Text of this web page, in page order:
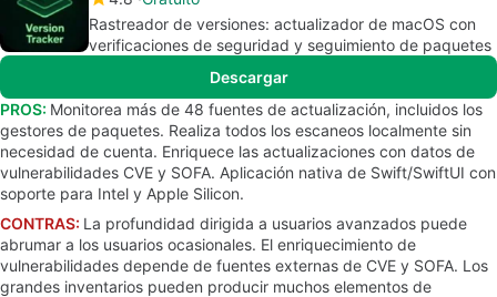
Rastreador de versiones: actualizador de macOS con
verificaciones de seguridad y seguimiento de paquetes
Descargar
PROS: Monitorea más de 48 fuentes de actualización, incluidos los
gestores de paquetes. Realiza todos los escaneos localmente sin
necesidad de cuenta. Enriquece las actualizaciones con datos de
vulnerabilidades CVE y SOFA. Aplicación nativa de Swift/SwiftUI con
soporte para Intel y Apple Silicon.
CONTRAS: La profundidad dirigida a usuarios avanzados puede
abrumar a los usuarios ocasionales. El enriquecimiento de
vulnerabilidades depende de fuentes externas de CVE y SOFA. Los
grandes inventarios pueden producir muchos elementos de